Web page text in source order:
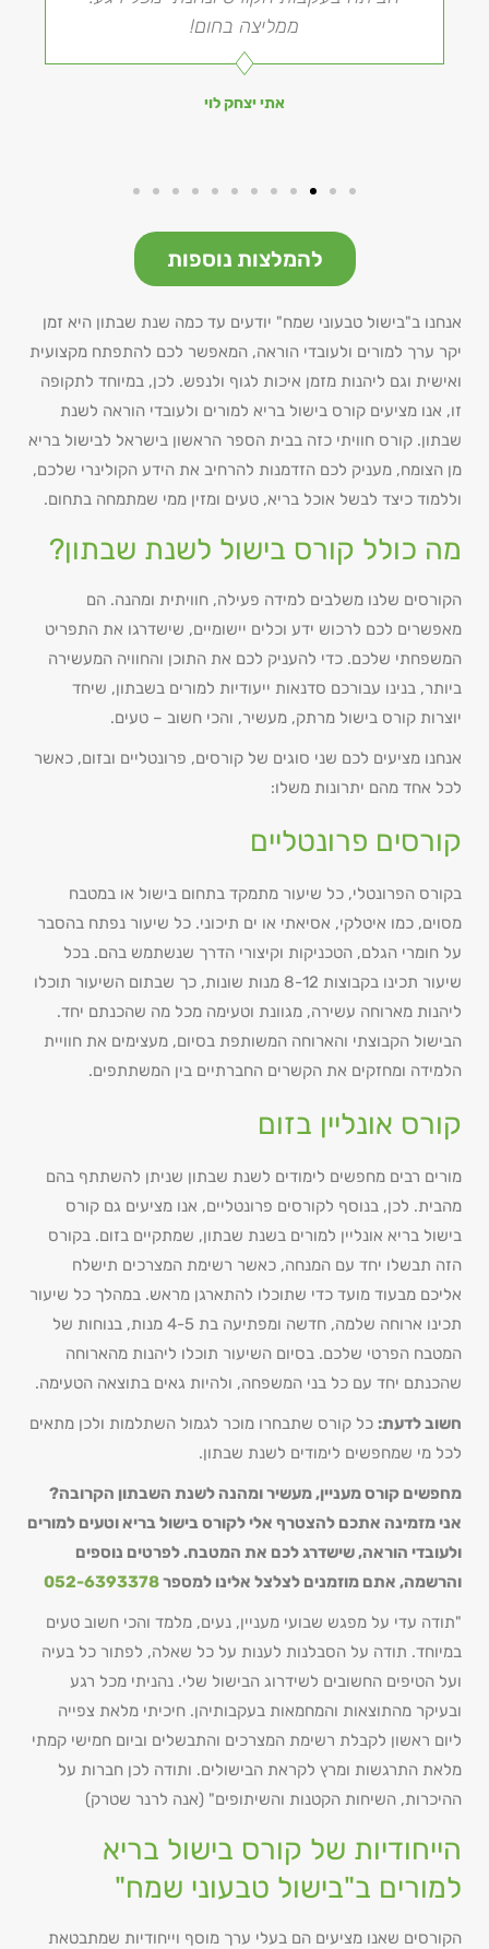
ממליצה בחום!
אתי יצחק לוי
להמלצות נוספות
אנחנו ב"בישול טבעוני שמח" יודעים עד כמה שנת שבתון היא זמן
יקר ערך למורים ולעובדי הוראה, המאפשר לכם להתפתח מקצועית
ואישית וגם ליהנות מזמן איכות לגוף ולנפש. לכן, במיוחד לתקופה
זו, אנו מציעים קורס בישול בריא למורים ולעובדי הוראה לשנת
שבתון. קורס חוויתי כזה בבית הספר הראשון בישראל לבישול בריא
מן הצומח, מעניק לכם הזדמנות להרחיב את הידע הקולינרי שלכם,
וללמוד כיצד לבשל אוכל בריא, טעים ומזין ממי שמתמחה בתחום.
מה כולל קורס בישול לשנת שבתון?
הקורסים שלנו משלבים למידה פעילה, חוויתית ומהנה. הם
מאפשרים לכם לרכוש ידע וכלים יישומיים, שישדרגו את התפריט
המשפחתי שלכם. כדי להעניק לכם את התוכן והחוויה המעשירה
ביותר, בנינו עבורכם סדנאות ייעודיות למורים בשבתון, שיחד
יוצרות קורס בישול מרתק, מעשיר, והכי חשוב – טעים.
אנחנו מציעים לכם שני סוגים של קורסים, פרונטליים ובזום, כאשר
לכל אחד מהם יתרונות משלו:
קורסים פרונטליים
בקורס הפרונטלי, כל שיעור מתמקד בתחום בישול או במטבח
מסוים, כמו איטלקי, אסיאתי או ים תיכוני. כל שיעור נפתח בהסבר
על חומרי הגלם, הטכניקות וקיצורי הדרך שנשתמש בהם. בכל
שיעור תכינו בקבוצות 8-12 מנות שונות, כך שבתום השיעור תוכלו
ליהנות מארוחה עשירה, מגוונת וטעימה מכל מה שהכנתם יחד.
הבישול הקבוצתי והארוחה המשותפת בסיום, מעצימים את חוויית
הלמידה ומחזקים את הקשרים החברתיים בין המשתתפים.
קורס אונליין בזום
מורים רבים מחפשים לימודים לשנת שבתון שניתן להשתתף בהם
מהבית. לכן, בנוסף לקורסים פרונטליים, אנו מציעים גם קורס
בישול בריא אונליין למורים בשנת שבתון, שמתקיים בזום. בקורס
הזה תבשלו יחד עם המנחה, כאשר רשימת המצרכים תישלח
אליכם מבעוד מועד כדי שתוכלו להתארגן מראש. במהלך כל שיעור
תכינו ארוחה שלמה, חדשה ומפתיעה בת 4-5 מנות, בנוחות של
המטבח הפרטי שלכם. בסיום השיעור תוכלו ליהנות מהארוחה
שהכנתם יחד עם כל בני המשפחה, ולהיות גאים בתוצאה הטעימה.
חשוב לדעת: כל קורס שתבחרו מוכר לגמול השתלמות ולכן מתאים
לכל מי שמחפשים לימודים לשנת שבתון.
מחפשים קורס מעניין, מעשיר ומהנה לשנת השבתון הקרובה?
אני מזמינה אתכם להצטרף אלי לקורס בישול בריא וטעים למורים
ולעובדי הוראה, שישדרג לכם את המטבח. לפרטים נוספים
והרשמה, אתם מוזמנים לצלצל אלינו למספר
"תודה עדי על מפגש שבועי מעניין, נעים, מלמד והכי חשוב טעים
במיוחד. תודה על הסבלנות לענות על כל שאלה, לפתור כל בעיה
ועל הטיפים החשובים לשידרוג הבישול שלי. נהניתי מכל רגע
ובעיקר מהתוצאות והמחמאות בעקבותיהן. חיכיתי מלאת צפייה
ליום ראשון לקבלת רשימת המצרכים והתבשלים וביום חמישי קמתי
מלאת התרגשות ומרץ לקראת הבישולים. ותודה לכן חברות על
ההיכרות, השיחות הקטנות והשיתופים" (אנה לרנר שטרק)
הייחודיות של קורס בישול בריא
למורים ב"בישול טבעוני שמח"
הקורסים שאנו מציעים הם בעלי ערך מוסף וייחודיות שמתבטאת